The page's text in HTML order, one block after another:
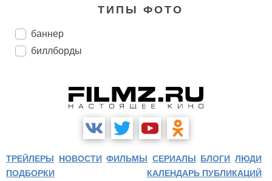
ТИПЫ ФОТО
баннер
биллборды
ТРЕЙЛЕРЫ НОВОСТИ ФИЛЬМЫ СЕРИАЛЫ БЛОГИ ЛЮДИ
ПОДБОРКИ
КАЛЕНДАРЬ ПУБЛИКАЦИЙ